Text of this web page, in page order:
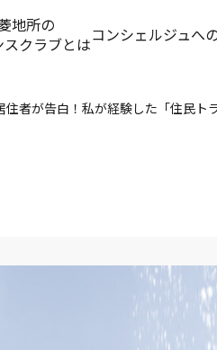
地所の
スクラブとはコンシェルジュへ
住者が告白！私が経験した「住民ト